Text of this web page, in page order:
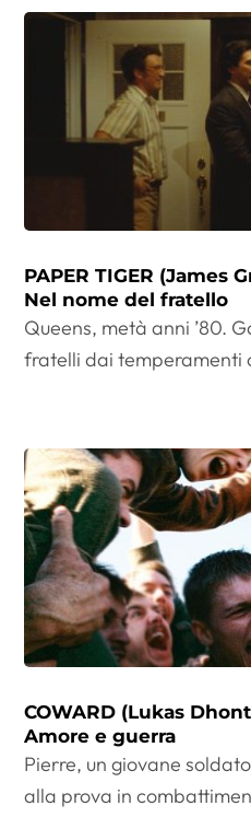
PAPER TIGER (James
Nel nome del fratello
Queens, metà anni ’80.
fratelli dai temperamenti
COWARD (Lukas
Amore e guerra
Pierre, un giovane
alla prova in